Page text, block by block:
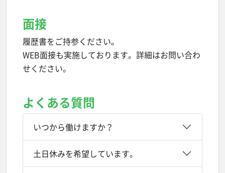
面接
履歴書をご持参ください。
WEB面接も実施しております。詳細はお問い合わ
せください。
よくある質問
いつから働けますか？
土日休みを希望しています。